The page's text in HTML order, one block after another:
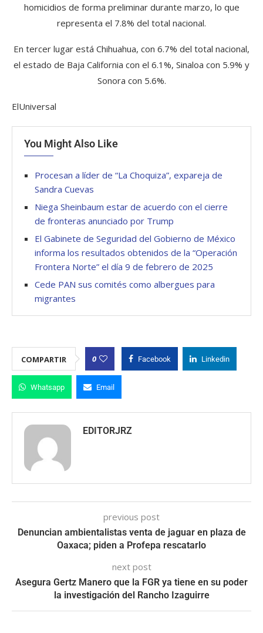
homicidios de forma preliminar durante marzo, lo que
representa el 7.8% del total nacional.
En tercer lugar está Chihuahua, con 6.7% del total nacional,
el estado de Baja California con el 6.1%, Sinaloa con 5.9% y
Sonora con 5.6%.
ElUniversal
You Might Also Like
Procesan a líder de “La Choquiza”, expareja de
Sandra Cuevas
Niega Sheinbaum estar de acuerdo con el cierre
de fronteras anunciado por Trump
El Gabinete de Seguridad del Gobierno de México
informa los resultados obtenidos de la “Operación
Frontera Norte” el día 9 de febrero de 2025
Cede PAN sus comités como albergues para
migrantes
COMPARTIR 0 Facebook Linkedin
Whatsapp Email
EDITORJRZ
previous post
Denuncian ambientalistas venta de jaguar en plaza de
Oaxaca; piden a Profepa rescatarlo
next post
Asegura Gertz Manero que la FGR ya tiene en su poder
la investigación del Rancho Izaguirre